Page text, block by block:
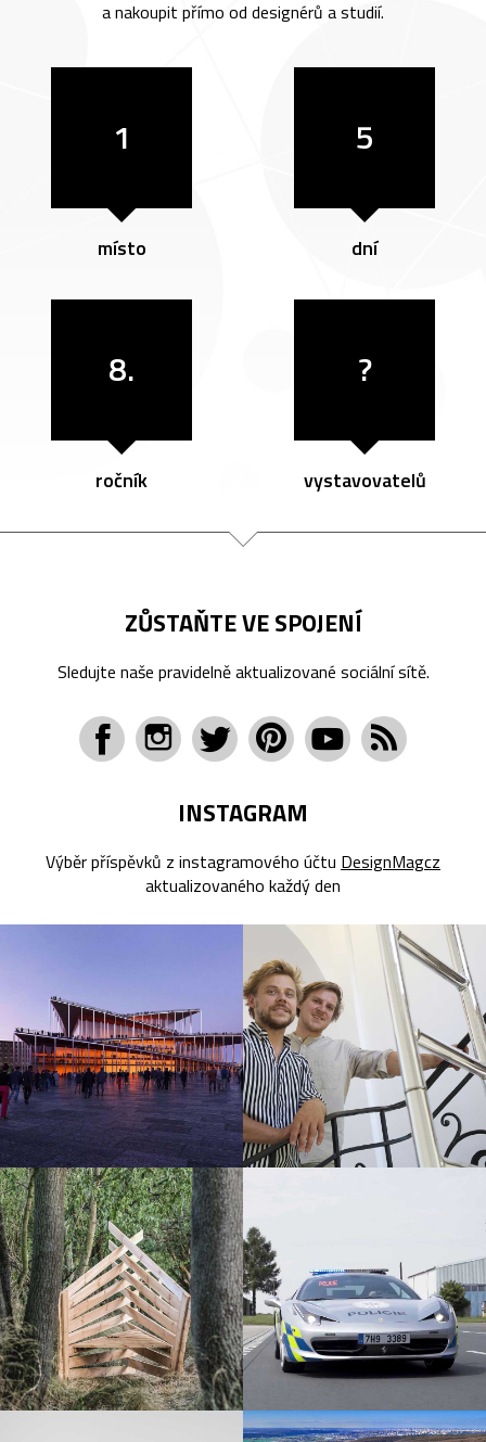
a nakoupit přímo od designérů a studií.
1
místo
5
dní
8.
ročník
?
vystavovatelů
ZŮSTAŇTE VE SPOJENÍ
Sledujte naše pravidelně aktualizované sociální sítě.
INSTAGRAM
Výběr příspěvků z instagramového účtu DesignMagcz
aktualizovaného každý den